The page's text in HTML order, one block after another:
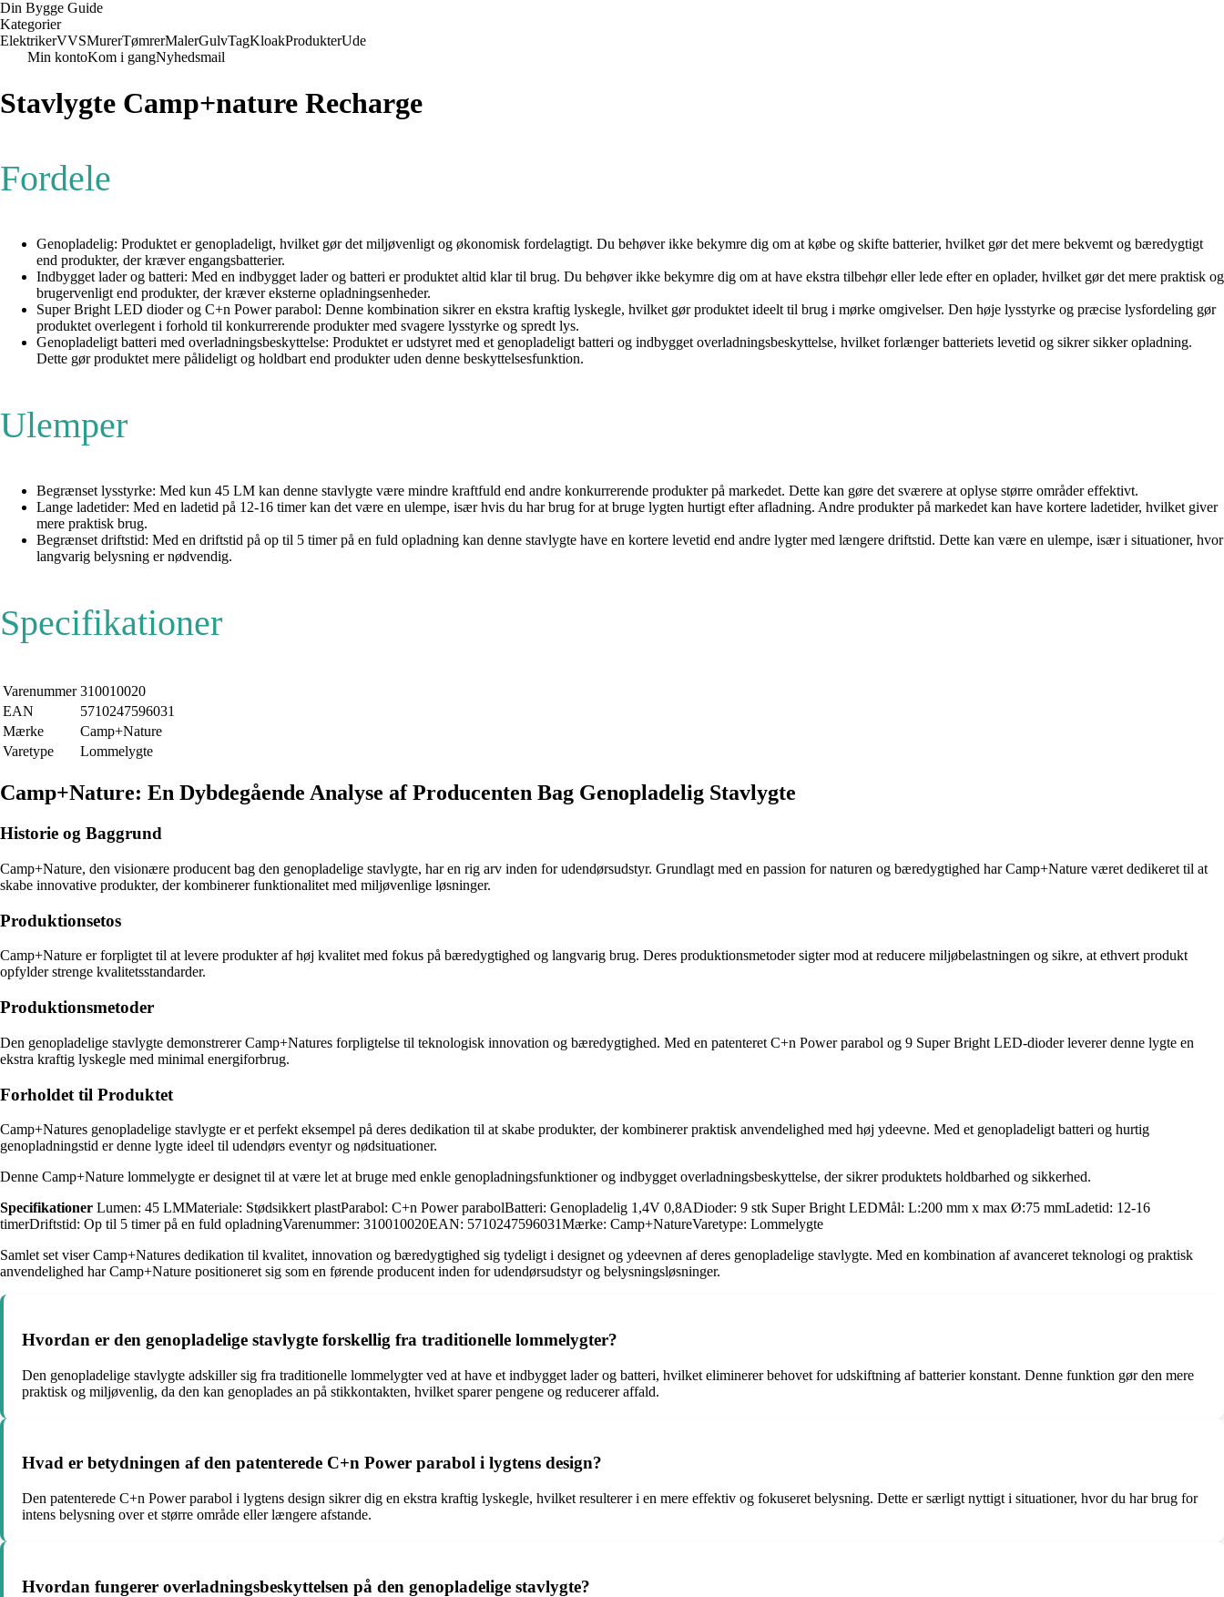
Din Bygge Guide
Kategorier
ElektrikerVVSMurerTømrerMalerGulvTagKloakProdukterUde
Min kontoKom i gangNyhedsmail
Stavlygte Camp+nature Recharge
Fordele
Genopladelig: Produktet er genopladeligt, hvilket gør det miljøvenligt og økonomisk fordelagtigt. Du behøver ikke bekymre dig om at købe og skifte batterier, hvilket gør det mere bekvemt og bæredygtigt
end produkter, der kræver engangsbatterier.
Indbygget lader og batteri: Med en indbygget lader og batteri er produktet altid klar til brug. Du behøver ikke bekymre dig om at have ekstra tilbehør eller lede efter en oplader, hvilket gør det mere praktisk og
brugervenligt end produkter, der kræver eksterne opladningsenheder.
Super Bright LED dioder og C+n Power parabol: Denne kombination sikrer en ekstra kraftig lyskegle, hvilket gør produktet ideelt til brug i mørke omgivelser. Den høje lysstyrke og præcise lysfordeling gør
produktet overlegent i forhold til konkurrerende produkter med svagere lysstyrke og spredt lys.
Genopladeligt batteri med overladningsbeskyttelse: Produktet er udstyret med et genopladeligt batteri og indbygget overladningsbeskyttelse, hvilket forlænger batteriets levetid og sikrer sikker opladning.
Dette gør produktet mere pålideligt og holdbart end produkter uden denne beskyttelsesfunktion.
Ulemper
Begrænset lysstyrke: Med kun 45 LM kan denne stavlygte være mindre kraftfuld end andre konkurrerende produkter på markedet. Dette kan gøre det sværere at oplyse større områder effektivt.
Lange ladetider: Med en ladetid på 12-16 timer kan det være en ulempe, især hvis du har brug for at bruge lygten hurtigt efter afladning. Andre produkter på markedet kan have kortere ladetider, hvilket giver
mere praktisk brug.
Begrænset driftstid: Med en driftstid på op til 5 timer på en fuld opladning kan denne stavlygte have en kortere levetid end andre lygter med længere driftstid. Dette kan være en ulempe, især i situationer, hvor
langvarig belysning er nødvendig.
Specifikationer
Varenummer 310010020
EAN
5710247596031
Mærke
Camp+Nature
Varetype
Lommelygte
Camp+Nature: En Dybdegående Analyse af Producenten Bag Genopladelig Stavlygte
Historie og Baggrund
Camp+Nature, den visionære producent bag den genopladelige stavlygte, har en rig arv inden for udendørsudstyr. Grundlagt med en passion for naturen og bæredygtighed har Camp+Nature været dedikeret til at
skabe innovative produkter, der kombinerer funktionalitet med miljøvenlige løsninger.
Produktionsetos
Camp+Nature er forpligtet til at levere produkter af høj kvalitet med fokus på bæredygtighed og langvarig brug. Deres produktionsmetoder sigter mod at reducere miljøbelastningen og sikre, at ethvert produkt
opfylder strenge kvalitetsstandarder.
Produktionsmetoder
Den genopladelige stavlygte demonstrerer Camp+Natures forpligtelse til teknologisk innovation og bæredygtighed. Med en patenteret C+n Power parabol og 9 Super Bright LED-dioder leverer denne lygte en
ekstra kraftig lyskegle med minimal energiforbrug.
Forholdet til Produktet
Camp+Natures genopladelige stavlygte er et perfekt eksempel på deres dedikation til at skabe produkter, der kombinerer praktisk anvendelighed med høj ydeevne. Med et genopladeligt batteri og hurtig
genopladningstid er denne lygte ideel til udendørs eventyr og nødsituationer.
Denne Camp+Nature lommelygte er designet til at være let at bruge med enkle genopladningsfunktioner og indbygget overladningsbeskyttelse, der sikrer produktets holdbarhed og sikkerhed.
Specifikationer Lumen: 45 LMMateriale: Stødsikkert plastParabol: C+n Power parabolBatteri: Genopladelig 1,4V 0,8ADioder: 9 stk Super Bright LEDMål: L:200 mm x max Ø:75 mmLadetid: 12-16
timerDriftstid: Op til 5 timer på en fuld opladningVarenummer: 310010020EAN: 5710247596031Mærke: Camp+NatureVaretype: Lommelygte
Samlet set viser Camp+Natures dedikation til kvalitet, innovation og bæredygtighed sig tydeligt i designet og ydeevnen af deres genopladelige stavlygte. Med en kombination af avanceret teknologi og praktisk
anvendelighed har Camp+Nature positioneret sig som en førende producent inden for udendørsudstyr og belysningsløsninger.
Hvordan er den genopladelige stavlygte forskellig fra traditionelle lommelygter?
Den genopladelige stavlygte adskiller sig fra traditionelle lommelygter ved at have et indbygget lader og batteri, hvilket eliminerer behovet for udskiftning af batterier konstant. Denne funktion gør den mere
praktisk og miljøvenlig, da den kan genoplades an på stikkontakten, hvilket sparer pengene og reducerer affald.
Hvad er betydningen af den patenterede C+n Power parabol i lygtens design?
Den patenterede C+n Power parabol i lygtens design sikrer dig en ekstra kraftig lyskegle, hvilket resulterer i en mere effektiv og fokuseret belysning. Dette er særligt nyttigt i situationer, hvor du har brug for
intens belysning over et større område eller længere afstande.
Hvordan fungerer overladningsbeskyttelsen på den genopladelige stavlygte?